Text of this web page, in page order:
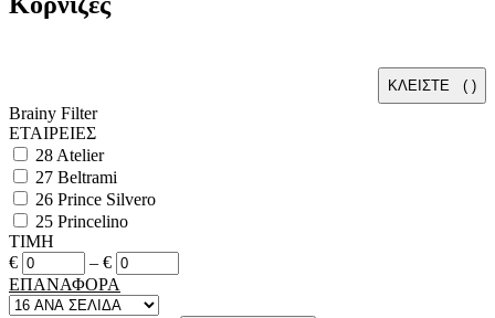
ΚΛΕΙΣΤΕ ( )
Brainy Filter
ΕΤΑΙΡΕΙΕΣ
28 Atelier
27 Beltrami
26 Prince Silvero
25 Princelino
ΤΙΜΗ
€
– €
ΕΠΑΝΑΦΟΡΑ